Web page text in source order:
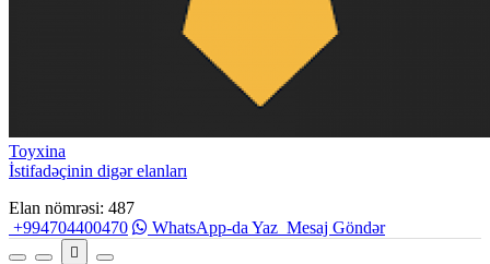
Toyxina
İstifadəçinin digər elanları
Elan nömrəsi: 487
+994704400470
WhatsApp-da Yaz Mesaj Göndər